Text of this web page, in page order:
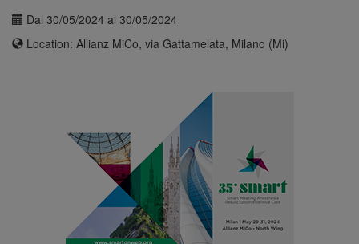
Dal 30/05/2024 al 30/05/2024
Location: Allianz MiCo, via Gattamelata, Milano (Mi)